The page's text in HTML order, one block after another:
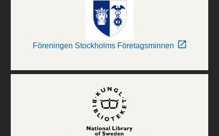
Föreningen Stockholms Företagsminnen